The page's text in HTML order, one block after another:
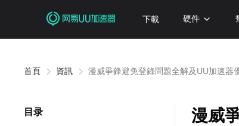
下載 硬件
首頁 資訊 漫威爭鋒避免登錄問題全解及UU加速器
目录 漫威